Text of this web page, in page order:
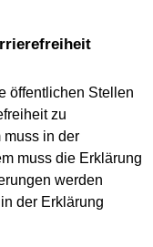
öffentlichen Stellen
zu
muss in der
muss die Erklärung
werden
der Erklärung